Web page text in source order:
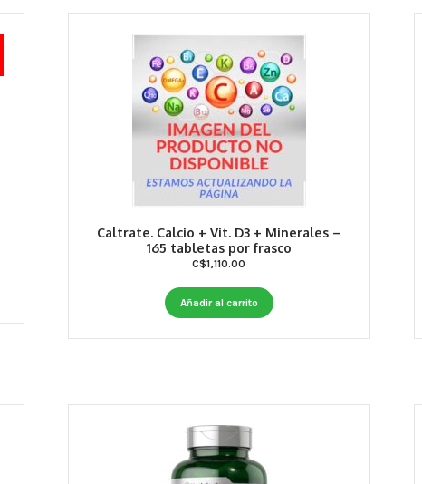
Caltrate. Calcio + Vit. D3 + Minerales –
165 tabletas por frasco
C$1,110.00
Añadir al carrito